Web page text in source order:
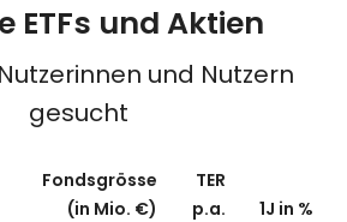
ETFs und Aktien
und Nutzern
gesucht
Fondsgrösse
(in Mio. €)
TER
p.a.
1J in %